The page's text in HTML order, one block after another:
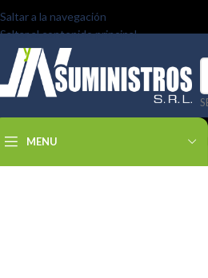
Saltar a la navegación
Saltar al contenido principal
MENU